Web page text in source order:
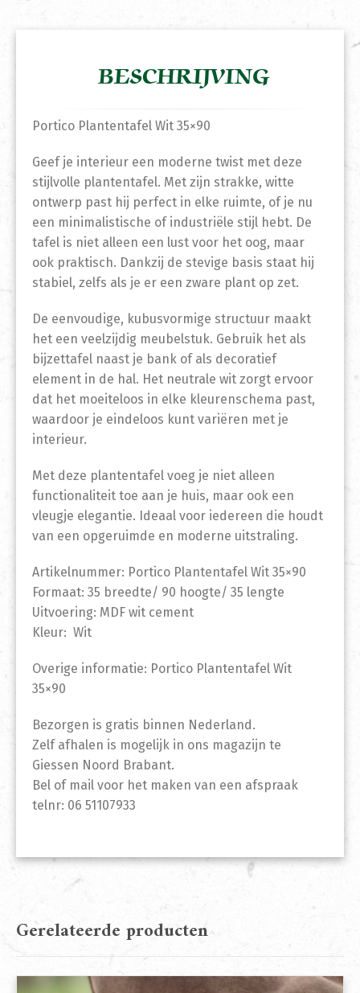
BESCHRIJVING
Portico Plantentafel Wit 35×90
Geef je interieur een moderne twist met deze
stijlvolle plantentafel. Met zijn strakke, witte
ontwerp past hij perfect in elke ruimte, of je nu
een minimalistische of industriële stijl hebt. De
tafel is niet alleen een lust voor het oog, maar
ook praktisch. Dankzij de stevige basis staat hij
stabiel, zelfs als je er een zware plant op zet.
De eenvoudige, kubusvormige structuur maakt
het een veelzijdig meubelstuk. Gebruik het als
bijzettafel naast je bank of als decoratief
element in de hal. Het neutrale wit zorgt ervoor
dat het moeiteloos in elke kleurenschema past,
waardoor je eindeloos kunt variëren met je
interieur.
Met deze plantentafel voeg je niet alleen
functionaliteit toe aan je huis, maar ook een
vleugje elegantie. Ideaal voor iedereen die houdt
van een opgeruimde en moderne uitstraling.
Artikelnummer: Portico Plantentafel Wit 35×90
Formaat: 35 breedte/ 90 hoogte/ 35 lengte
Uitvoering: MDF wit cement
Kleur: Wit
Overige informatie: Portico Plantentafel Wit
35×90
Bezorgen is gratis binnen Nederland.
Zelf afhalen is mogelijk in ons magazijn te
Giessen Noord Brabant.
Bel of mail voor het maken van een afspraak
telnr: 06 51107933
Gerelateerde producten